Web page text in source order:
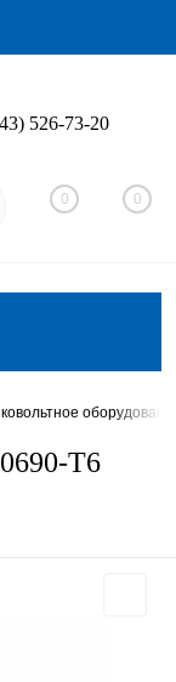
Вход
526-73-20
0 0
T6